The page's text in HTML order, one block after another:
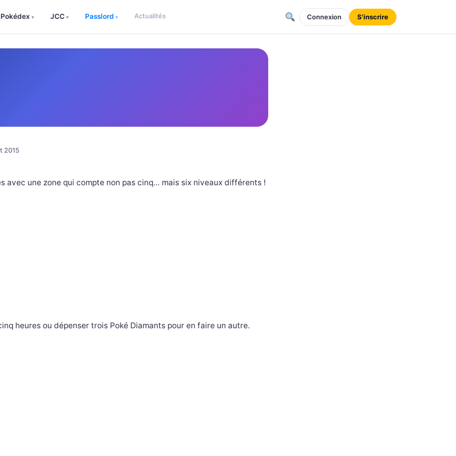
Pokédex ▾ JCC ▾ Passlord ▾ Actualités Connexion S'inscrire
2015
avec une zone qui compte non pas cinq… mais six niveaux différents !
heures ou dépenser trois Poké Diamants pour en faire un autre.